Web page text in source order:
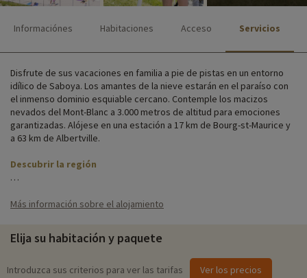
Informaciónes Habitaciones Acceso Servicios
Disfrute de sus vacaciones en familia a pie de pistas en un entorno
idílico de Saboya. Los amantes de la nieve estarán en el paraíso con
el inmenso dominio esquiable cercano. Contemple los macizos
nevados del Mont-Blanc a 3.000 metros de altitud para emociones
garantizadas. Alójese en una estación a 17 km de Bourg-st-Maurice y
a 63 km de Albertville.
Descubrir la región
la composición de su familia. Están repartidas en 10 plantas
Las habitaciones están equipadas con ducha, WC, televisión y Wi-Fi.
En recepción se prestan secadores de pelo. Encontrará servicios
Más información sobre el alojamiento
Elija su habitación y paquete
Introduzca sus criterios para ver las tarifas Ver los precios